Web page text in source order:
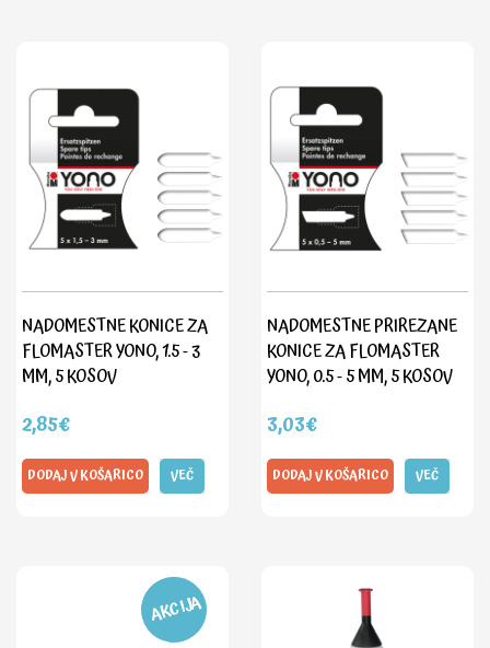
NADOMESTNE KONICE ZA
FLOMASTER YONO, 1.5 - 3
MM, 5 KOSOV
2,85€
DODAJ V KOŠARICO VEČ
NADOMESTNE PRIREZANE
KONICE ZA FLOMASTER
YONO, 0.5 - 5 MM, 5 KOSOV
3,03€
DODAJ V KOŠARICO VEČ
AKCIJA